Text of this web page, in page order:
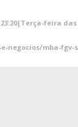
feira
negocios/mba-fgv-